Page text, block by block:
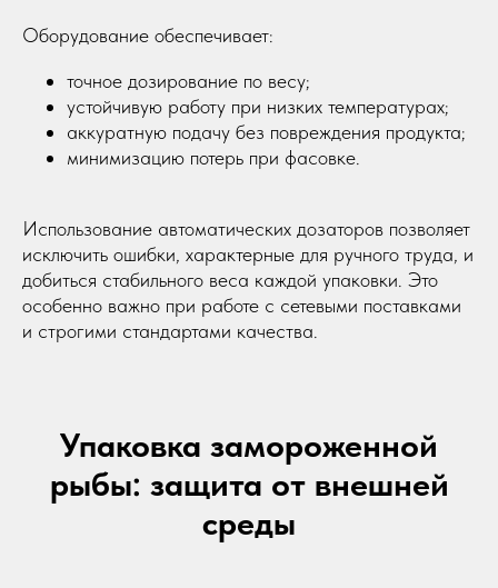
Оборудование обеспечивает:
точное дозирование по весу;
устойчивую работу при низких температурах;
аккуратную подачу без повреждения продукта;
минимизацию потерь при фасовке.
Использование автоматических дозаторов позволяет
исключить ошибки, характерные для ручного труда, и
добиться стабильного веса каждой упаковки. Это
особенно важно при работе с сетевыми поставками
и строгими стандартами качества.
Упаковка замороженной
рыбы: защита от внешней
среды
dongfang2309@gamil.com
+79841517880
+79024801579
Двухкамерные вакуумные упаковщики
Фасовочно-упаковочное оборудование
Дозирующее оборудование
О компании
Оплата
Доставка
Гарантия и обслуживание